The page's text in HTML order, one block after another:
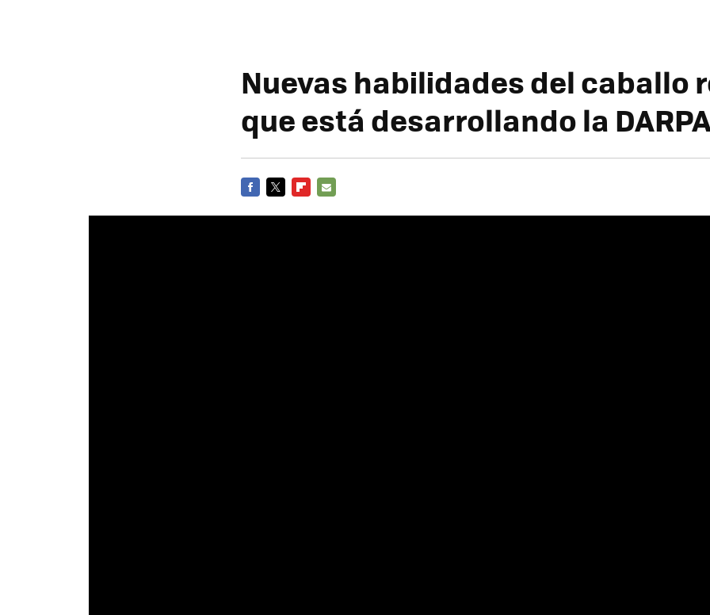
Nuevas habilidades del caballo
que está desarrollando la